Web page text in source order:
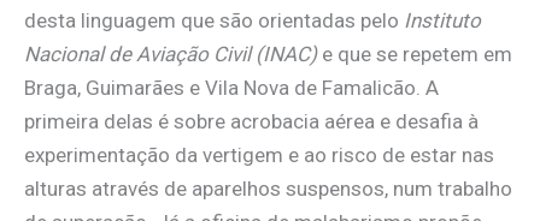
desta linguagem que são orientadas pelo Instituto
Nacional de Aviação Civil (INAC)e que se repetem em
Braga, Guimarães e Vila Nova de Famalicão. A
primeira delas é sobre acrobacia aérea e desafia à
experimentação da vertigem e ao risco de estar nas
alturas através de aparelhos suspensos, num trabalho